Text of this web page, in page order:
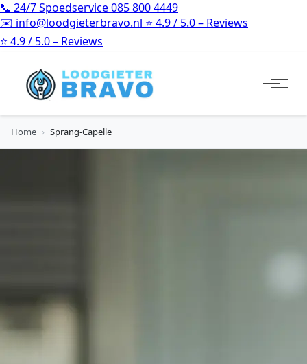
📞 24/7 Spoedservice085 800 4449
✉️ info@loodgieterbravo.nl ⭐ 4.9 / 5.0 – Reviews
⭐ 4.9 / 5.0 – Reviews
Home › Sprang-Capelle